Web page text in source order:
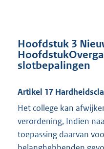
Hoofdstuk 3
slotbepalingen
Artikel 17
Het college kan
verordening, Indien
toepassing daarvan